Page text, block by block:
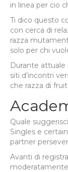
in linea per cio
Ti dico questo
con cerca di
razza
solo per chi
Durante attuale
siti d’incontri
che razza di
Quale
Singles e
partner
Avanti di